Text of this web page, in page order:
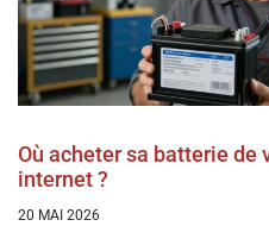
Où acheter sa batterie de
internet ?
20 MAI 2026